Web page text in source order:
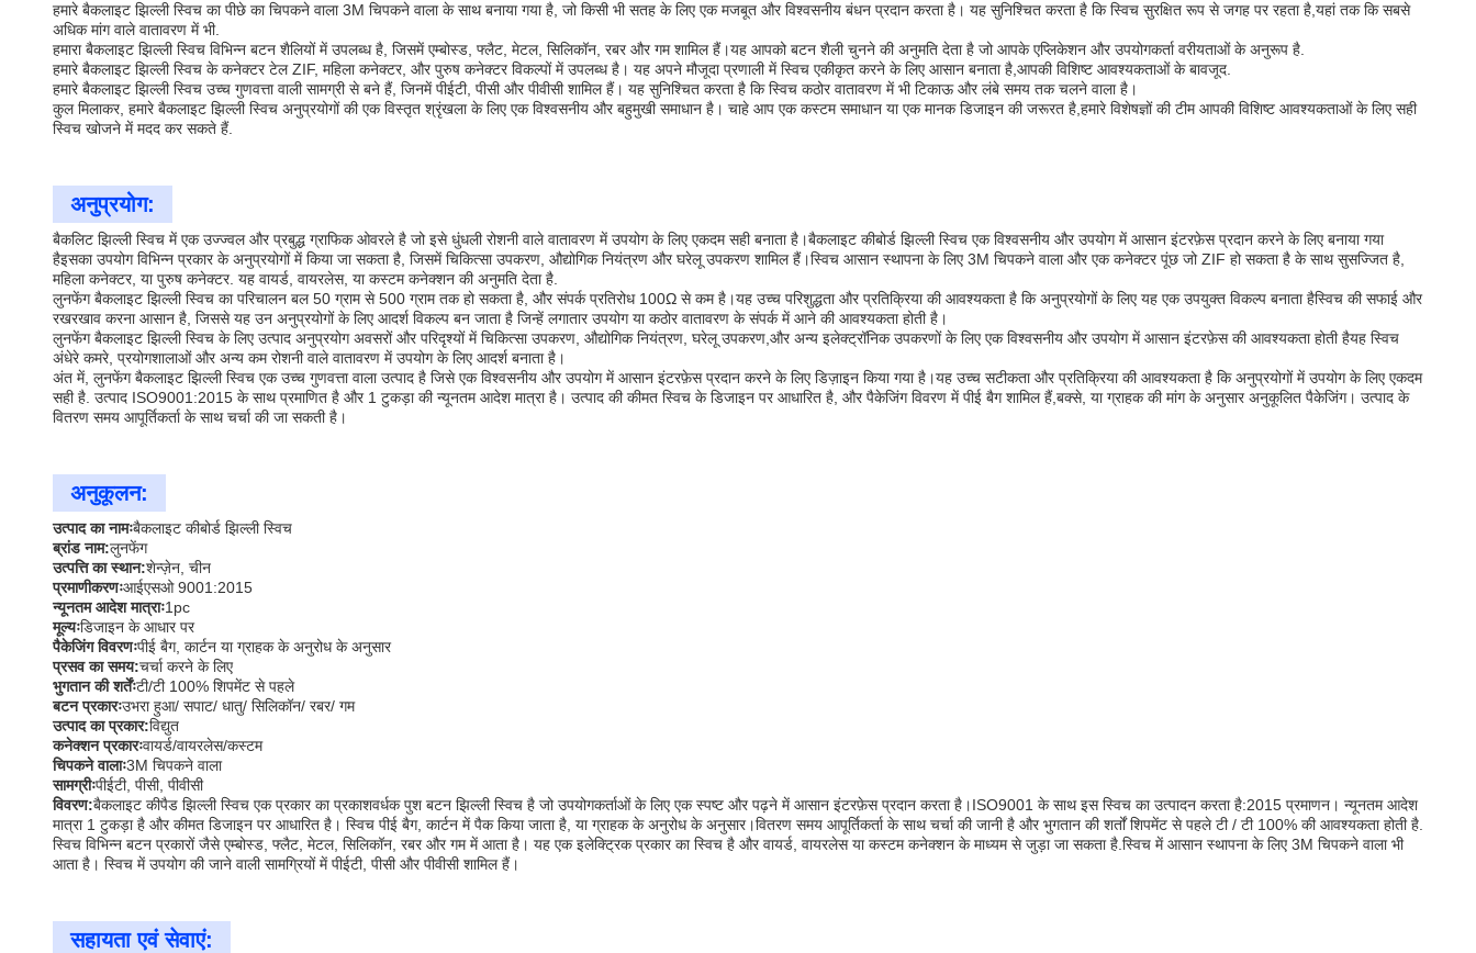
हमारे बैकलाइट झिल्ली स्विच का पीछे का चिपकने वाला 3M चिपकने वाला के साथ बनाया गया है, जो किसी भी सतह के लिए एक मजबूत और विश्वसनीय बंधन प्रदान करता है। यह सुनिश्चित करता है कि स्विच सुरक्षित रूप से जगह पर रहता है,यहां तक कि सबसे
अधिक मांग वाले वातावरण में भी.
हमारा बैकलाइट झिल्ली स्विच विभिन्न बटन शैलियों में उपलब्ध है, जिसमें एम्बोस्ड, फ्लैट, मेटल, सिलिकॉन, रबर और गम शामिल हैं।यह आपको बटन शैली चुनने की अनुमति देता है जो आपके एप्लिकेशन और उपयोगकर्ता वरीयताओं के अनुरूप है.
हमारे बैकलाइट झिल्ली स्विच के कनेक्टर टेल ZIF, महिला कनेक्टर, और पुरुष कनेक्टर विकल्पों में उपलब्ध है। यह अपने मौजूदा प्रणाली में स्विच एकीकृत करने के लिए आसान बनाता है,आपकी विशिष्ट आवश्यकताओं के बावजूद.
हमारे बैकलाइट झिल्ली स्विच उच्च गुणवत्ता वाली सामग्री से बने हैं, जिनमें पीईटी, पीसी और पीवीसी शामिल हैं। यह सुनिश्चित करता है कि स्विच कठोर वातावरण में भी टिकाऊ और लंबे समय तक चलने वाला है।
कुल मिलाकर, हमारे बैकलाइट झिल्ली स्विच अनुप्रयोगों की एक विस्तृत श्रृंखला के लिए एक विश्वसनीय और बहुमुखी समाधान है। चाहे आप एक कस्टम समाधान या एक मानक डिजाइन की जरूरत है,हमारे विशेषज्ञों की टीम आपकी विशिष्ट आवश्यकताओं के लिए सही
स्विच खोजने में मदद कर सकते हैं.
अनुप्रयोग:
बैकलिट झिल्ली स्विच में एक उज्ज्वल और प्रबुद्ध ग्राफिक ओवरले है जो इसे धुंधली रोशनी वाले वातावरण में उपयोग के लिए एकदम सही बनाता है।बैकलाइट कीबोर्ड झिल्ली स्विच एक विश्वसनीय और उपयोग में आसान इंटरफ़ेस प्रदान करने के लिए बनाया गया
हैइसका उपयोग विभिन्न प्रकार के अनुप्रयोगों में किया जा सकता है, जिसमें चिकित्सा उपकरण, औद्योगिक नियंत्रण और घरेलू उपकरण शामिल हैं।स्विच आसान स्थापना के लिए 3M चिपकने वाला और एक कनेक्टर पूंछ जो ZIF हो सकता है के साथ सुसज्जित है,
महिला कनेक्टर, या पुरुष कनेक्टर. यह वायर्ड, वायरलेस, या कस्टम कनेक्शन की अनुमति देता है.
लुनफेंग बैकलाइट झिल्ली स्विच का परिचालन बल 50 ग्राम से 500 ग्राम तक हो सकता है, और संपर्क प्रतिरोध 100Ω से कम है।यह उच्च परिशुद्धता और प्रतिक्रिया की आवश्यकता है कि अनुप्रयोगों के लिए यह एक उपयुक्त विकल्प बनाता हैस्विच की सफाई और
रखरखाव करना आसान है, जिससे यह उन अनुप्रयोगों के लिए आदर्श विकल्प बन जाता है जिन्हें लगातार उपयोग या कठोर वातावरण के संपर्क में आने की आवश्यकता होती है।
लुनफेंग बैकलाइट झिल्ली स्विच के लिए उत्पाद अनुप्रयोग अवसरों और परिदृश्यों में चिकित्सा उपकरण, औद्योगिक नियंत्रण, घरेलू उपकरण,और अन्य इलेक्ट्रॉनिक उपकरणों के लिए एक विश्वसनीय और उपयोग में आसान इंटरफ़ेस की आवश्यकता होती हैयह स्विच
अंधेरे कमरे, प्रयोगशालाओं और अन्य कम रोशनी वाले वातावरण में उपयोग के लिए आदर्श बनाता है।
अंत में, लुनफेंग बैकलाइट झिल्ली स्विच एक उच्च गुणवत्ता वाला उत्पाद है जिसे एक विश्वसनीय और उपयोग में आसान इंटरफ़ेस प्रदान करने के लिए डिज़ाइन किया गया है।यह उच्च सटीकता और प्रतिक्रिया की आवश्यकता है कि अनुप्रयोगों में उपयोग के लिए एकदम
सही है. उत्पाद ISO9001:2015 के साथ प्रमाणित है और 1 टुकड़ा की न्यूनतम आदेश मात्रा है। उत्पाद की कीमत स्विच के डिजाइन पर आधारित है, और पैकेजिंग विवरण में पीई बैग शामिल हैं,बक्से, या ग्राहक की मांग के अनुसार अनुकूलित पैकेजिंग। उत्पाद के
वितरण समय आपूर्तिकर्ता के साथ चर्चा की जा सकती है।
अनुकूलन:
उत्पाद का नामःबैकलाइट कीबोर्ड झिल्ली स्विच
ब्रांड नाम:लुनफेंग
उत्पत्ति का स्थान:शेन्ज़ेन, चीन
प्रमाणीकरणःआईएसओ 9001:2015
न्यूनतम आदेश मात्राः1pc
मूल्यःडिजाइन के आधार पर
पैकेजिंग विवरणःपीई बैग, कार्टन या ग्राहक के अनुरोध के अनुसार
प्रसव का समय:चर्चा करने के लिए
भुगतान की शर्तेंःटी/टी 100% शिपमेंट से पहले
बटन प्रकारःउभरा हुआ/ सपाट/ धातु/ सिलिकॉन/ रबर/ गम
उत्पाद का प्रकार:विद्युत
कनेक्शन प्रकारःवायर्ड/वायरलेस/कस्टम
चिपकने वालाः3M चिपकने वाला
सामग्रीःपीईटी, पीसी, पीवीसी
विवरण:बैकलाइट कीपैड झिल्ली स्विच एक प्रकार का प्रकाशवर्धक पुश बटन झिल्ली स्विच है जो उपयोगकर्ताओं के लिए एक स्पष्ट और पढ़ने में आसान इंटरफ़ेस प्रदान करता है।ISO9001 के साथ इस स्विच का उत्पादन करता है:2015 प्रमाणन। न्यूनतम आदेश
मात्रा 1 टुकड़ा है और कीमत डिजाइन पर आधारित है। स्विच पीई बैग, कार्टन में पैक किया जाता है, या ग्राहक के अनुरोध के अनुसार।वितरण समय आपूर्तिकर्ता के साथ चर्चा की जानी है और भुगतान की शर्तों शिपमेंट से पहले टी / टी 100% की आवश्यकता होती है.
स्विच विभिन्न बटन प्रकारों जैसे एम्बोस्ड, फ्लैट, मेटल, सिलिकॉन, रबर और गम में आता है। यह एक इलेक्ट्रिक प्रकार का स्विच है और वायर्ड, वायरलेस या कस्टम कनेक्शन के माध्यम से जुड़ा जा सकता है.स्विच में आसान स्थापना के लिए 3M चिपकने वाला भी
आता है। स्विच में उपयोग की जाने वाली सामग्रियों में पीईटी, पीसी और पीवीसी शामिल हैं।
सहायता एवं सेवाएं: